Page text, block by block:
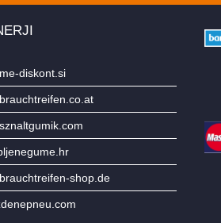
diskont.si
shop.de